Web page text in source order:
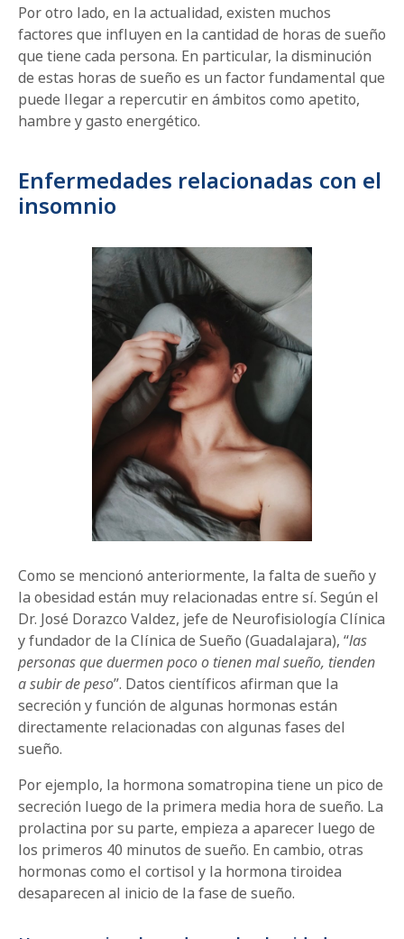
Por otro lado, en la actualidad, existen muchos
factores que influyen en la cantidad de horas de sueño
que tiene cada persona. En particular, la disminución
de estas horas de sueño es un factor fundamental que
puede llegar a repercutir en ámbitos como apetito,
hambre y gasto energético.
Enfermedades relacionadas con el
insomnio
Como se mencionó anteriormente, la falta de sueño y
la obesidad están muy relacionadas entre sí. Según el
Dr. José Dorazco Valdez, jefe de Neurofisiología Clínica
y fundador de la Clínica de Sueño (Guadalajara), “las
personas que duermen poco o tienen mal sueño, tienden
a subir de peso”. Datos científicos afirman que la
secreción y función de algunas hormonas están
directamente relacionadas con algunas fases del
sueño.
Por ejemplo, la hormona somatropina tiene un pico de
secreción luego de la primera media hora de sueño. La
prolactina por su parte, empieza a aparecer luego de
los primeros 40 minutos de sueño. En cambio, otras
hormonas como el cortisol y la hormona tiroidea
desaparecen al inicio de la fase de sueño.